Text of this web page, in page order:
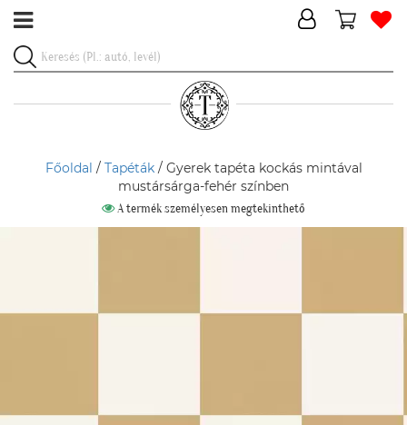
Főoldal / Tapéták/ Gyerek tapéta kockás mintával
mustársárga-fehér színben
A termék személyesen megtekinthető